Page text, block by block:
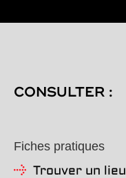
CONSULTER :
Fiches pratiques
Trouver un lieu